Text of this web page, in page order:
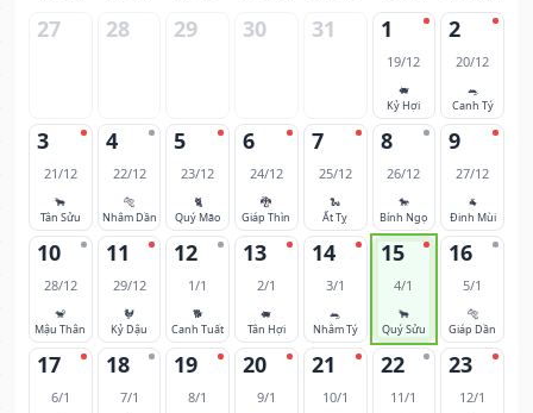
27 28 29 30 31 1
19/12
🐖
Kỷ Hợi
2
20/12
🐀
Canh Tý
3
21/12
🐂
Tân Sửu
4
22/12
🐅
Nhâm Dần
5
23/12
🐈
Quý Mão
6
24/12
🐉
Giáp Thìn
7
25/12
🐍
Ất Tỵ
8
26/12
🐎
Bính Ngọ
9
27/12
🐐
Đinh Mùi
10
28/12
🐒
Mậu Thân
11
29/12
🐓
Kỷ Dậu
12
1/1
🐕
Canh Tuất
13
2/1
🐖
Tân Hợi
14
3/1
🐀
Nhâm Tý
15
4/1
🐂
Quý Sửu
16
5/1
🐅
Giáp Dần
17
6/1
18
7/1
19
8/1
20
9/1
21
10/1
22
11/1
23
12/1